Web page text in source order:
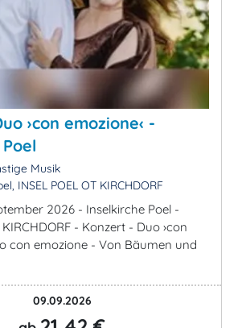
›con emozione‹ -
Musik
INSEL POEL OT KIRCHDORF
2026 - Inselkirche Poel -
KIRCHDORF - Konzert - Duo ›con
con emozione - Von Bäumen und
09.09.2026